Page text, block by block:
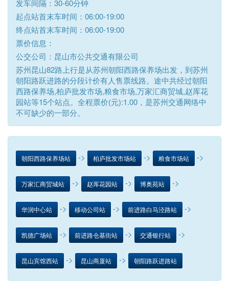
发车间隔：30-60分钟
起点站首末车时间：06:00-19:00
终点站首末车时间：06:00-19:00
票价信息：
公交公司：昆山市公共交通有限公司
苏州昆山82路上行是从苏州朝阳西路保养场出发，到苏州
朝阳路跃进路的分段计价有人售票线路。途中共经过朝阳
西路保养场,柏庐批发市场,粮食市场,万家汇商贸城,赵厍花
园站等15个站点。全程票价(元):1.00，是苏州交通网络中
不可缺少的一部分。
朝阳西路保养场站 -> 柏庐批发市场站 -> 粮食市场站 ->
万家汇商贸城站 -> 赵厍花园站 -> 博奥苑站 ->
华润中心站 -> 移动公司站 -> 前进路白马泾路站 ->
凯德广场站 -> 前进路仓基街站 -> 交通银行站 ->
昆山宾馆西站 -> 昆山商厦站 -> 朝阳路跃进路站